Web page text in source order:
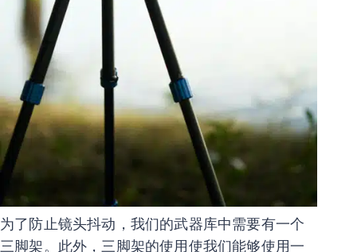
为了防止镜头抖动，我们的武器库中需要有一个
三脚架。此外，三脚架的使用使我们能够使用一